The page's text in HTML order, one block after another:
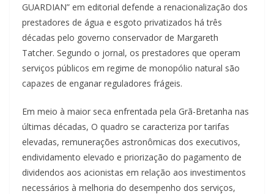
GUARDIAN” em editorial defende a renacionalização dos
prestadores de água e esgoto privatizados há três
décadas pelo governo conservador de Margareth
Tatcher. Segundo o jornal, os prestadores que operam
serviços públicos em regime de monopólio natural são
capazes de enganar reguladores frágeis.
Em meio à maior seca enfrentada pela Grã-Bretanha nas
últimas décadas, O quadro se caracteriza por tarifas
elevadas, remunerações astronômicas dos executivos,
endividamento elevado e priorização do pagamento de
dividendos aos acionistas em relação aos investimentos
necessários à melhoria do desempenho dos serviços,